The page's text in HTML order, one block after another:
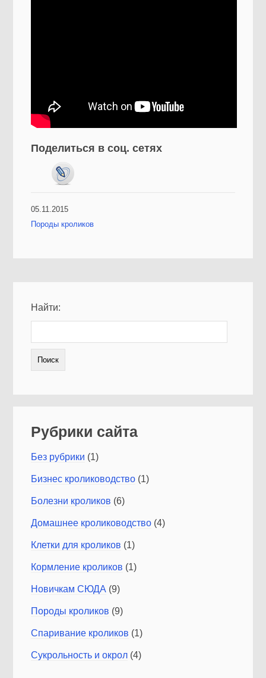
Поделиться в соц. сетях
05.11.2015
Породы кроликов
Найти:
Рубрики сайта
Без рубрики (1)
Бизнес кролиководство (1)
Болезни кроликов (6)
Домашнее кролиководство (4)
Клетки для кроликов (1)
Кормление кроликов (1)
Новичкам СЮДА (9)
Породы кроликов (9)
Спаривание кроликов (1)
Сукрольность и окрол (4)